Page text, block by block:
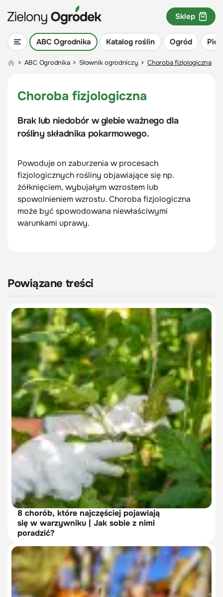
ABC Ogrodnika Katalog roślin Ogród
Sklep
> ABC Ogrodnika > Słownik ogrodniczy > Choroba fizjologiczna
Choroba fizjologiczna
Brak lub niedobór w glebie ważnego dla
rośliny składnika pokarmowego.
Powoduje on zaburzenia w procesach
fizjologicznych rośliny objawiające się np.
żółknięciem, wybujałym wzrostem lub
spowolnieniem wzrostu. Choroba fizjologiczna
może być spowodowana niewłaściwymi
warunkami uprawy.
Powiązane treści
8 chorób, które najczęściej pojawiają
się w warzywniku | Jak sobie z nimi
poradzić?